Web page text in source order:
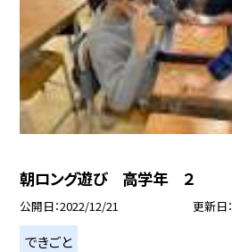
朝ロング遊び 高学年 ２
公開日 2022/12/21 更新日
できごと